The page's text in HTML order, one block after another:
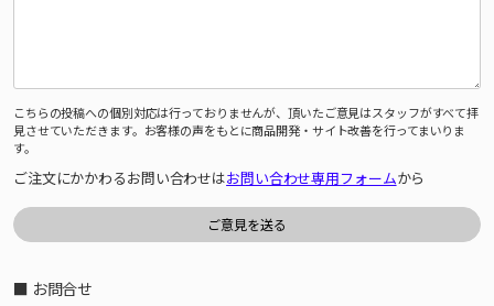
こちらの投稿への個別対応は行っておりませんが、頂いたご意見はスタッフがすべて拝
見させていただきます。お客様の声をもとに商品開発・サイト改善を行ってまいりま
す。
ご注文にかかわるお問い合わせはお問い合わせ専用フォームから
■ お問合せ